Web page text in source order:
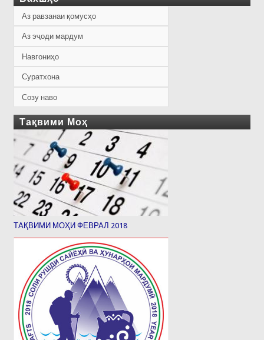
Аз равзанаи қомусҳо
Аз эҷоди мардум
Навгониҳо
Суратхона
Созу наво
Тақвими Моҳ
ТАҚВИМИ МОҲИ ФЕВРАЛ 2018